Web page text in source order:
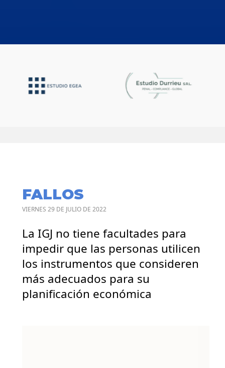
FALLOS
VIERNES 29 DE JULIO DE 2022
La IGJ no tiene facultades para
impedir que las personas utilicen
los instrumentos que consideren
más adecuados para su
planificación económica